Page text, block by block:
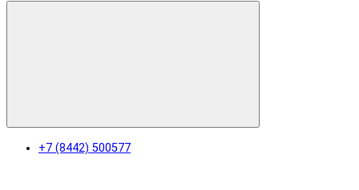
+7 (8442) 500577